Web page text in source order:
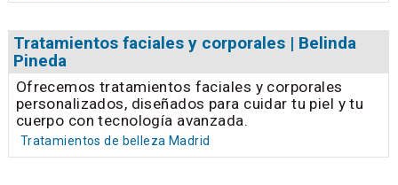
Tratamientos faciales y corporales | Belinda
Pineda
Ofrecemos tratamientos faciales y corporales
personalizados, diseñados para cuidar tu piel y tu
cuerpo con tecnología avanzada.
Tratamientos de belleza Madrid